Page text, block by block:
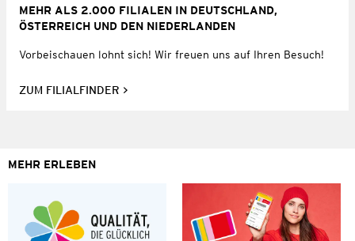
MEHR ALS 2.000 FILIALEN IN DEUTSCHLAND,
ÖSTERREICH UND DEN NIEDERLANDEN
Vorbeischauen lohnt sich! Wir freuen uns auf Ihren Besuch!
ZUM FILIALFINDER
MEHR ERLEBEN